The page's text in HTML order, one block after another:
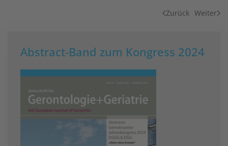
Zurück Weiter
Abstract-Band zum Kongress 2024